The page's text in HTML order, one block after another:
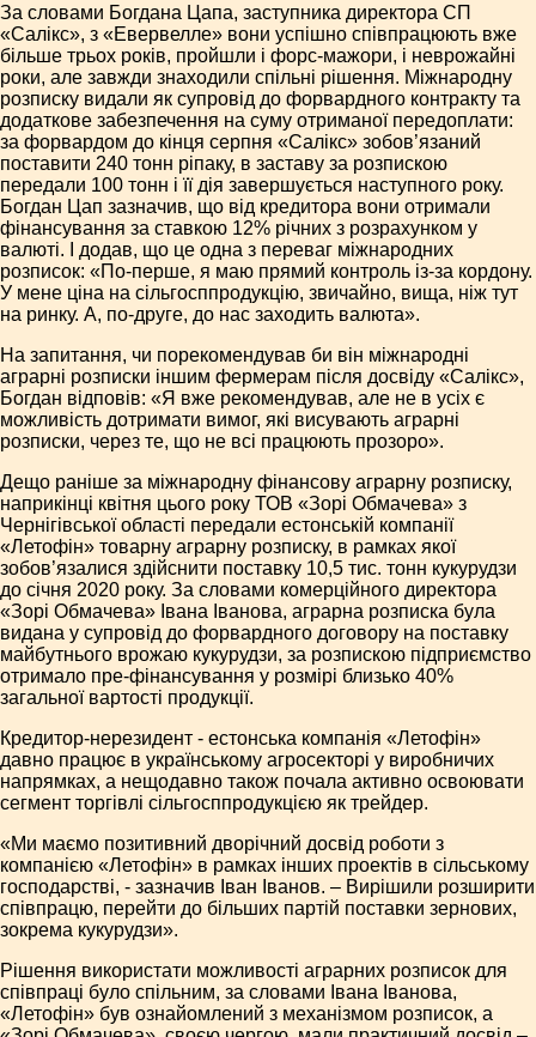
За словами Богдана Цапа, заступника директора СП
«Салікс», з «Евервелле» вони успішно співпрацюють вже
більше трьох років, пройшли і форс-мажори, і неврожайні
роки, але завжди знаходили спільні рішення. Міжнародну
розписку видали як супровід до форвардного контракту та
додаткове забезпечення на суму отриманої передоплати:
за форвардом до кінця серпня «Салікс» зобов’язаний
поставити 240 тонн ріпаку, в заставу за розпискою
передали 100 тонн і її дія завершується наступного року.
Богдан Цап зазначив, що від кредитора вони отримали
фінансування за ставкою 12% річних з розрахунком у
валюті. І додав, що це одна з переваг міжнародних
розписок: «По-перше, я маю прямий контроль із-за кордону.
У мене ціна на сільгосппродукцію, звичайно, вища, ніж тут
на ринку. А, по-друге, до нас заходить валюта».
На запитання, чи порекомендував би він міжнародні
аграрні розписки іншим фермерам після досвіду «Салікс»,
Богдан відповів: «Я вже рекомендував, але не в усіх є
можливість дотримати вимог, які висувають аграрні
розписки, через те, що не всі працюють прозоро».
Дещо раніше за міжнародну фінансову аграрну розписку,
наприкінці квітня цього року ТОВ «Зорі Обмачева» з
Чернігівської області передали естонській компанії
«Летофін» товарну аграрну розписку, в рамках якої
зобов’язалися здійснити поставку 10,5 тис. тонн кукурудзи
до січня 2020 року. За словами комерційного директора
«Зорі Обмачева» Івана Іванова, аграрна розписка була
видана у супровід до форвардного договору на поставку
майбутнього врожаю кукурудзи, за розпискою підприємство
отримало пре-фінансування у розмірі близько 40%
загальної вартості продукції.
Кредитор-нерезидент - естонська компанія «Летофін»
давно працює в українському агросекторі у виробничих
напрямках, а нещодавно також почала активно освоювати
сегмент торгівлі сільгосппродукцією як трейдер.
«Ми маємо позитивний дворічний досвід роботи з
компанією «Летофін» в рамках інших проектів в сільському
господарстві, - зазначив Іван Іванов. – Вирішили розширити
співпрацю, перейти до більших партій поставки зернових,
зокрема кукурудзи».
Рішення використати можливості аграрних розписок для
співпраці було спільним, за словами Івана Іванова,
«Летофін» був ознайомлений з механізмом розписок, а